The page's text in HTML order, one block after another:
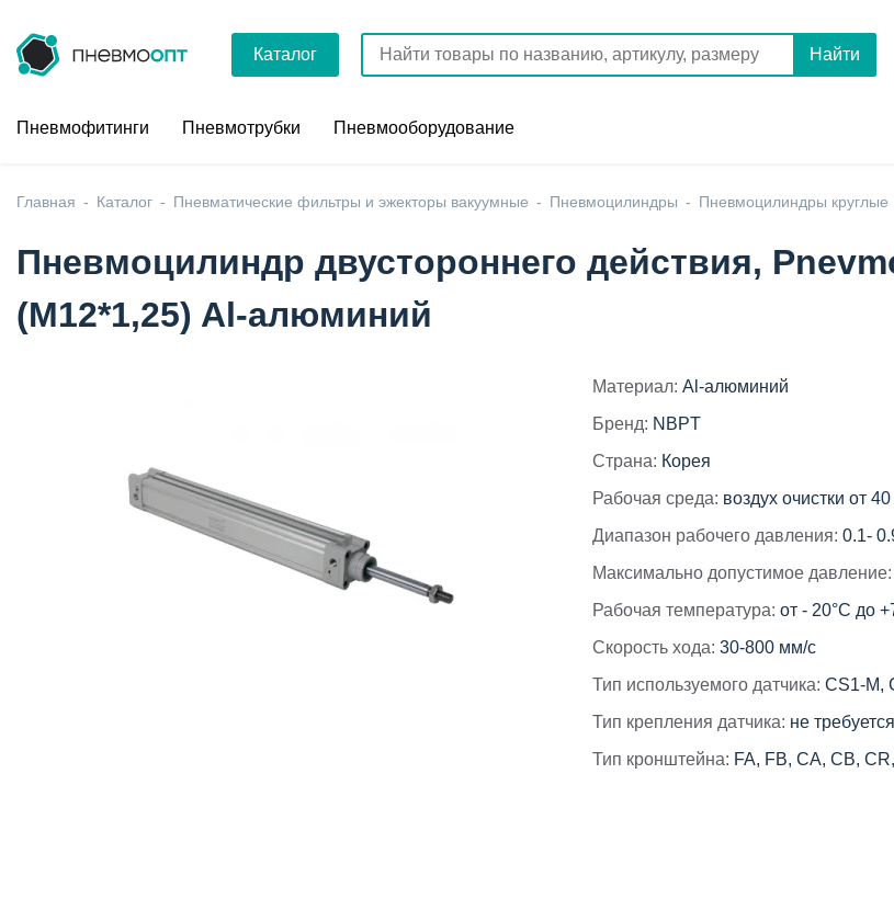
Каталог Найти
Пневмофитинги Пневмотрубки Пневмооборудование
Главная Каталог Пневматические фильтры и эжекторы вакуумные Пневмоцилиндры Пневмоцилиндры круглые
Пневмоцилиндр двустороннего действия,
(М12*1,25) Al-алюминий
Материал: Al-алюминий
Бренд: NBPT
Страна: Корея
Рабочая среда: воздух очистки от
Диапазон рабочего давления: 0.1-
Максимально допустимое давление:
Рабочая температура: от - 20°С до
Скорость хода: 30-800 мм/с
Тип используемого датчика: CS1-M,
Тип крепления датчика: не требуется
Тип кронштейна: FA, FB, CA, CB,